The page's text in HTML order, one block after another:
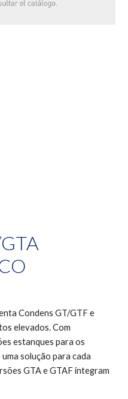
Condens GT/GTF e
elevados. Com
estanques para os
solução para cada
GTA e GTAF integram